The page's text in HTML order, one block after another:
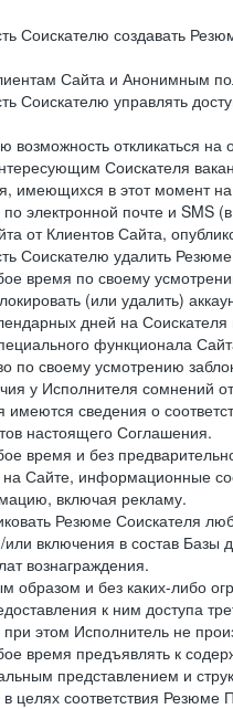
Соискателю создавать
Сайта и Анонимным
Соискателю управлять
возможность откликаться
Соискателя
имеющихся в этот момент
электронной почте и SMS
от Клиентов Сайта,
Соискателю удалить
время по своему
(или удалить)
дней на
функционала
по своему усмотрению
у Исполнителя сомнений
имеются сведения о
настоящего Соглашения.
время и без
Сайте, информационные
включая рекламу.
Резюме Соискателя
включения в состав Базы
вознаграждения.
и без каких-либо
к ним доступа
этом Исполнитель не
время предъявлять к
представлением и
целях соответствия